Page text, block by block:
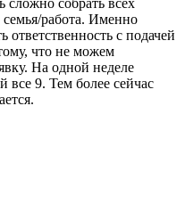
работа. Именно
с подачей
что не можем
На одной неделе
все 9. Тем более сейчас